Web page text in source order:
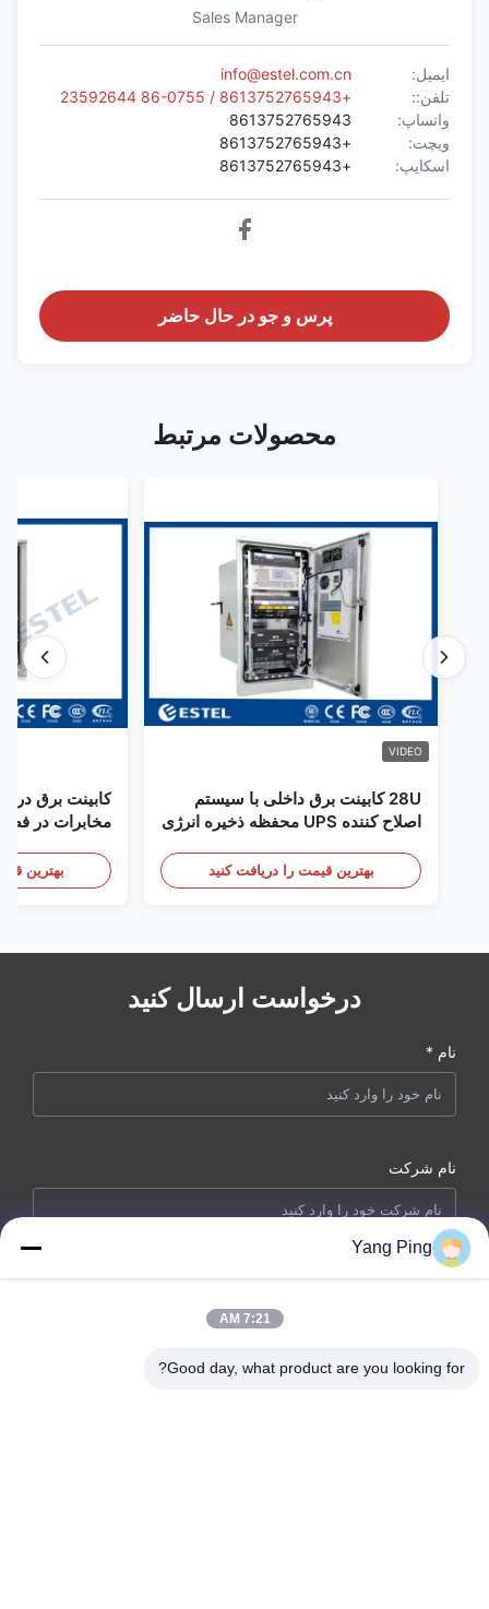
Sales Manager
ایمیل:
info@estel.com.cn
تلفن::
+8613752765943 / 86-0755 23592644
واتساپ:
8613752765943
ویچت:
+8613752765943
اسکایپ:
+8613752765943
پرس و جو در حال حاضر
محصولات مرتبط
VIDEO
28U کابینت برق داخلی با سیستم
اصلاح کننده UPS محفظه ذخیره انرژی
بهترین قیمت را دریافت کنید
کابینت برق در
مخابرات در
بهترین
درخواست ارسال کنید
نام *
نام شرکت
شماره تلفن
Yang Ping
7:21 AM
Good day, what product are you looking for?